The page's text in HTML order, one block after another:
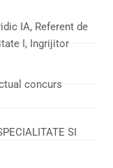
IA, Referent de
I, Ingrijitor
concurs
SI